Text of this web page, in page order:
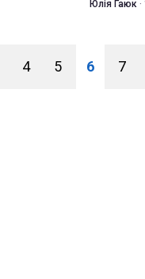
Юлія Гаюк ·
4 5 6 7